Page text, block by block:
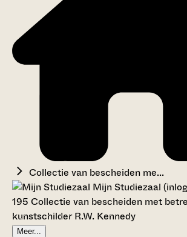
Collectie van bescheiden me...
Mijn Studiezaal
195 Collectie van bescheiden met
kunstschilder R.W. Kennedy
Meer...